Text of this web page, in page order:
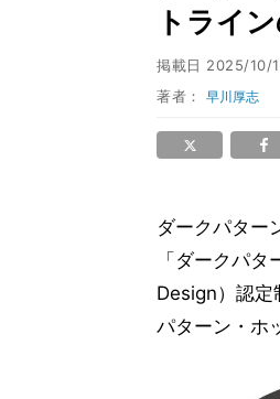
トライ
掲載日 2025/10/
著者：早川厚志
ダークパター
「ダークパ
Design）認定
パターン・ホ